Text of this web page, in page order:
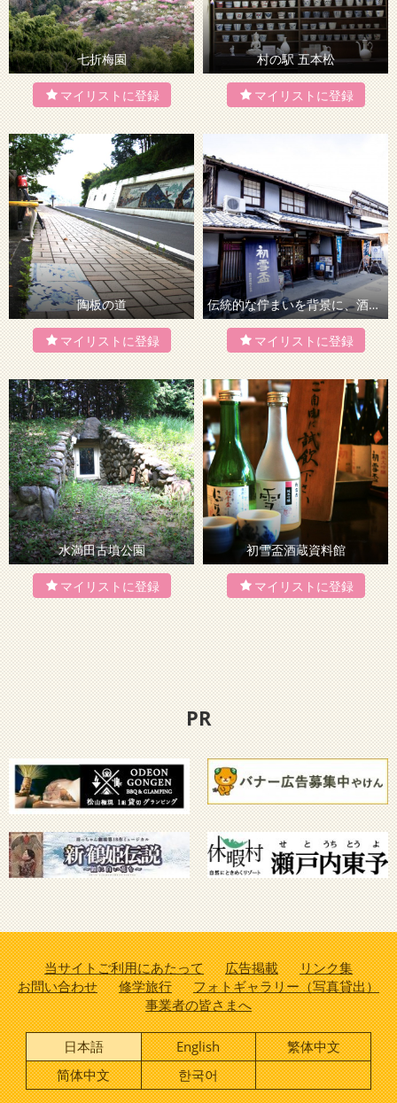
七折梅園 村の駅 五本松
陶板の道 伝統的な佇まいを背景に、酒蔵スイーツに舌鼓み
水満田古墳公園 初雪盃酒蔵資料館
PR
当サイトご利用にあたって 広告掲載
リンク集
お問い合わせ
修学旅行
フォトギャラリー（写真貸出）
事業者の皆さまへ
日本語 English
繁体中文
简体中文
한국어